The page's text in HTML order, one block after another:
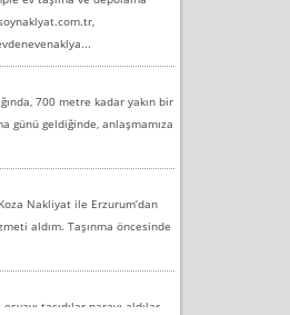
700 metre kadar yakın bir
günü geldiğinde, anlaşmamıza
Nakliyat ile Erzurum’dan
aldım. Taşınma öncesinde
taşıdılar parayı aldılar.